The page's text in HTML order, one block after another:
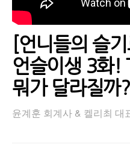
[언니들의 슬
언슬이생 3화!
뭐가 달라질까?
윤계훈 회계사 & 켈리최 대